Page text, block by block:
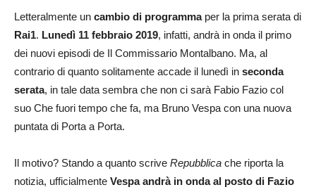
Letteralmente un cambio di programmaper la prima serata di
Rai1. Lunedì 11 febbraio 2019, infatti, andrà in onda il primo
dei nuovi episodi de Il Commissario Montalbano. Ma, al
contrario di quanto solitamente accade il lunedì in seconda
serata, in tale data sembra che non ci sarà Fabio Fazio col
suo Che fuori tempo che fa, ma Bruno Vespa con una nuova
puntata di Porta a Porta.
Il motivo? Stando a quanto scrive Repubblica che riporta la
notizia, ufficialmente Vespa andrà in onda al posto di Fazio